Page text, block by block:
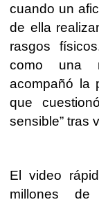
cuando un
de ella
rasgos
como una
acompañó la
que
sensible” tras
El video
millones